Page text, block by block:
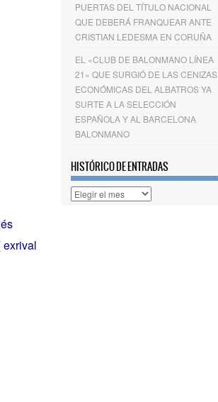
PUERTAS DEL TÍTULO NACIONAL
QUE DEBERÁ FRANQUEAR ANTE
CRISTIAN LEDESMA EN CORUÑA
EL «CLUB DE BALONMANO LÍNEA
21» QUE SURGIÓ DE LAS CENIZAS
ECONÓMICAS DEL ALBATROS YA
SURTE A LA SELECCIÓN
ESPAÑOLA Y AL BARCELONA
BALONMANO
HISTÓRICO DE ENTRADAS
Histórico